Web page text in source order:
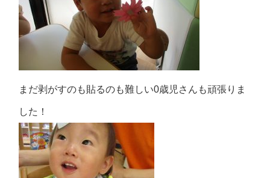
まだ剥がすのも貼るのも難しい0歳児さんも頑張りま
した！